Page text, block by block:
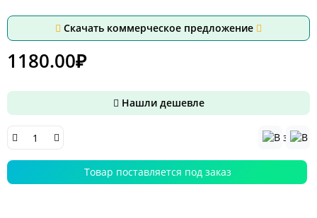
Скачать коммерческое предложение
1180.00₽
Нашли дешевле
Товар поставляется под заказ